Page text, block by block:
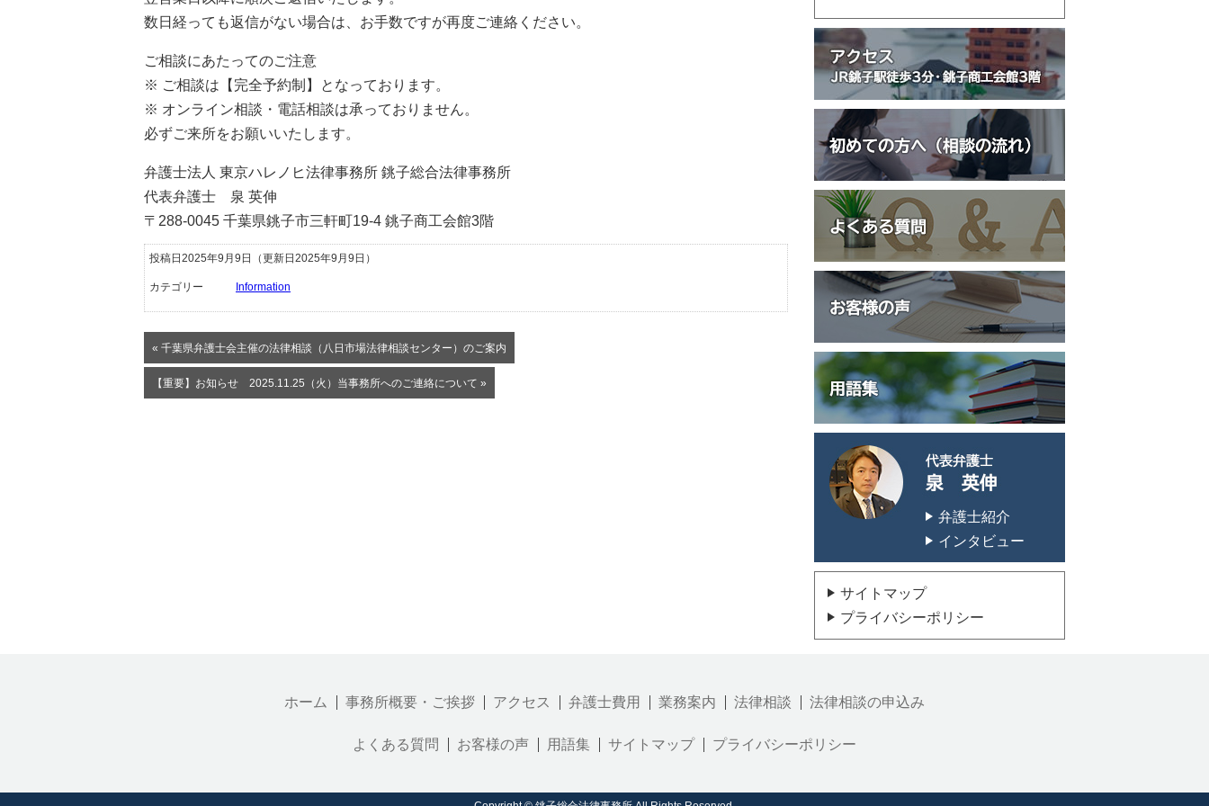
数日経っても返信がない場合は、お手数ですが再度ご連絡ください。
ご相談にあたってのご注意
※ ご相談は【完全予約制】となっております。
※ オンライン相談・電話相談は承っておりません。
必ずご来所をお願いいたします。
弁護士法人 東京ハレノヒ法律事務所 銚子総合法律事務所
代表弁護士 泉 英伸
〒288-0045 千葉県銚子市三軒町19-4 銚子商工会館3階
投稿日2025年9月9日 （更新日2025年9月9日）
カテゴリー Information
« 千葉県弁護士会主催の法律相談（八日市場法律相談センター）のご案内
【重要】お知らせ 2025.11.25（火）当事務所へのご連絡について »
弁護士紹介
インタビュー
サイトマップ
プライバシーポリシー
ホーム 事務所概要・ご挨拶 アクセス 弁護士費用 業務案内 法律相談 法律相談の申込み
よくある質問 お客様の声 用語集 サイトマップ プライバシーポリシー